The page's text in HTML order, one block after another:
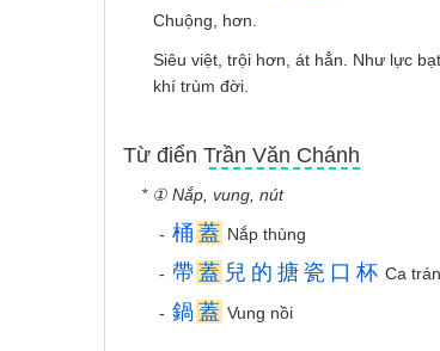
Chuộng, hơn.
Siêu việt, trội hơn, át hẳn. Như lực
khí trùm đời.
Từ điển Trần Văn Chánh
* ① Nắp, vung, nút
- 桶 蓋 Nắp thùng
- 帶 蓋 兒 的 搪 瓷 口 杯 Ca
- 鍋 蓋 Vung nồi